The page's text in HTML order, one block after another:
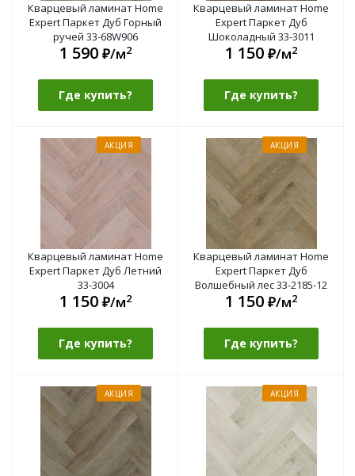
Кварцевый ламинат Home
Expert Паркет Дуб Горный
ручей 33-68W906
1 590 ₽/м2
Где купить?
Кварцевый ламинат Home
Expert Паркет Дуб
Шоколадный 33-3011
1 150 ₽/м2
Где купить?
АКЦИЯ
Кварцевый ламинат Home
Expert Паркет Дуб Летний
33-3004
1 150 ₽/м2
Где купить?
АКЦИЯ
Кварцевый ламинат Home
Expert Паркет Дуб
Волшебный лес 33-2185-12
1 150 ₽/м2
Где купить?
АКЦИЯ АКЦИЯ